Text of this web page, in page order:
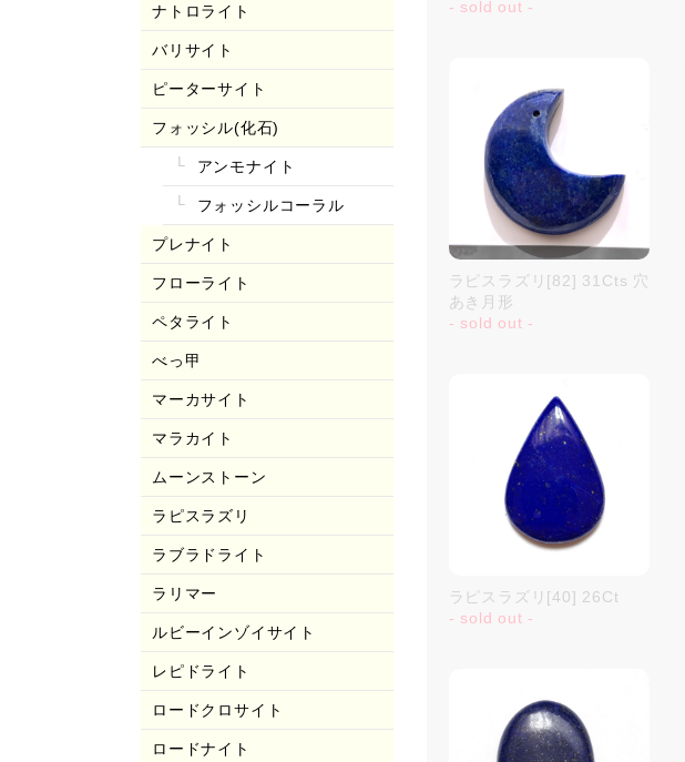
ナトロライト
バリサイト
ピーターサイト
フォッシル(化石)
アンモナイト
フォッシルコーラル
プレナイト
フローライト
ペタライト
べっ甲
マーカサイト
マラカイト
ムーンストーン
ラピスラズリ
ラブラドライト
ラリマー
ルビーインゾイサイト
レピドライト
ロードクロサイト
ロードナイト
- sold out -
ラピスラズリ[82] 31Cts 穴
あき月形
- sold out -
ラピスラズリ[40] 26Ct
- sold out -